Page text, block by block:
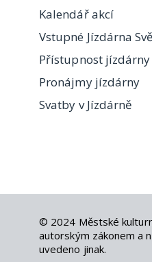
Kalendář akcí
Vstupné Jízdárna
Přístupnost jízdárny
Pronájmy jízdárny
Svatby v Jízdárně
© 2024 Městské
autorským zákonem a
uvedeno jinak.